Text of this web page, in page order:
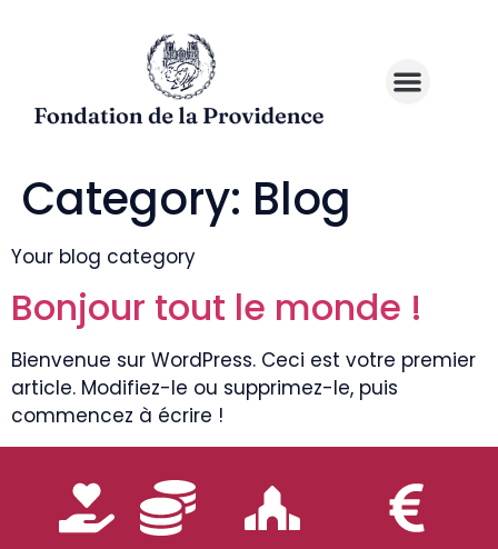
Category: Blog
Your blog category
Bonjour tout le monde !
Bienvenue sur WordPress. Ceci est votre premier
article. Modifiez-le ou supprimez-le, puis
commencez à écrire !